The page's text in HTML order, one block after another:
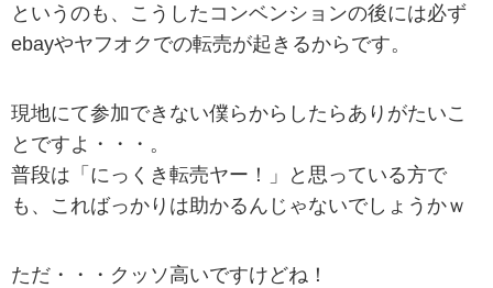
というのも、こうしたコンベンションの後には必ず
ebayやヤフオクでの転売が起きるからです。
現地にて参加できない僕らからしたらありがたいこ
とですよ・・・。
普段は「にっくき転売ヤー！」と思っている方で
も、こればっかりは助かるんじゃないでしょうかｗ
ただ・・・クッソ高いですけどね！